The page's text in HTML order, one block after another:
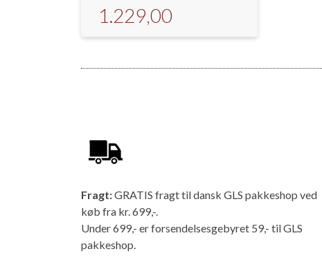
1.229,00
Fragt:GRATIS fragt til dansk GLS pakkeshop ved
køb fra kr. 699,-.
Under 699,- er forsendelsesgebyret 59,- til GLS
pakkeshop.